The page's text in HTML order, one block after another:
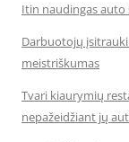
Itin naudingas
Darbuotojų
meistriškumas
Tvari kiaurymių
nepažeidžiant jų